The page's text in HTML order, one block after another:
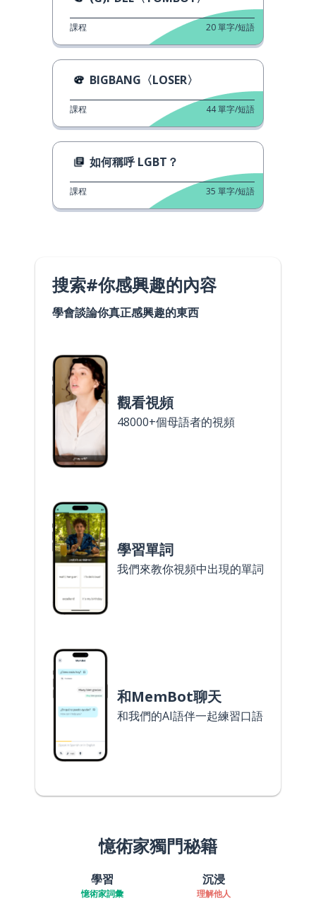
課程 20單字/短語
BIGBANG〈LOSER〉
課程 44單字/短語
如何稱呼 LGBT？
課程 35 單字/短語
搜索#你感興趣的內容
學會談論你真正感興趣的東西
觀看視頻
48000+個母語者的視頻
學習單詞
我們來教你視頻中出現的單詞
和MemBot聊天
和我們的AI語伴一起練習口語
憶術家獨門秘籍
學習
憶術家詞彙
沉浸
理解他人